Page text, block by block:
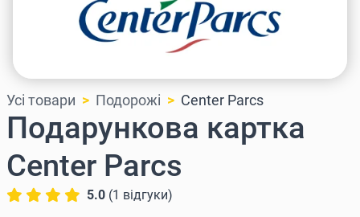
Усі товари Подорожі Center Parcs
Подарункова картка
Center Parcs
5.0 (1 відгуки)